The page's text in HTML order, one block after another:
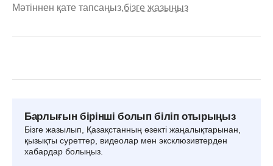
Мәтіннен қате тапсаңыз,бізге жазыңыз
Барлығын бірінші болып біліп отырыңыз
Бізге жазылып, Қазақстанның өзекті жаңалықтарынан,
қызықты суреттер, видеолар мен эксклюзивтерден
хабардар болыңыз.